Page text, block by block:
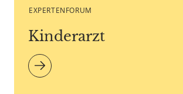
EXPERTENFORUM
Kinderarzt